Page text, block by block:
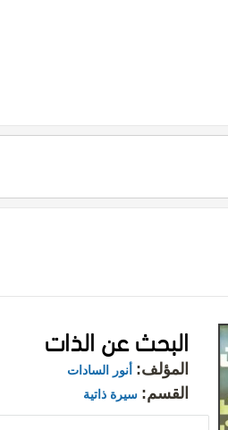
البحث عن الذات
المؤلف: أنور السادات
القسم: سيرة ذاتية